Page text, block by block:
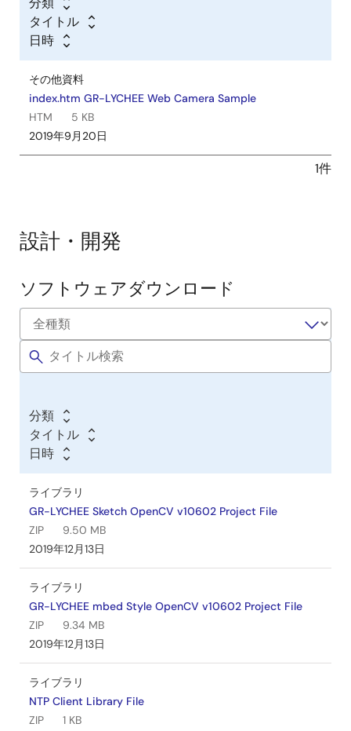
タイトル
日時
その他資料
index.htm GR-LYCHEE Web Camera Sample
HTM
5 KB
2019年9月20日
1件
設計・開発
ソ
フ
ト
ウ
ア
／
ツ
ー
ル
ソフトウェアダウンロード
分類
タイトル
日時
ライブラリ
GR-LYCHEE Sketch OpenCV v10602 Project File
ZIP
9.50 MB
2019年12月13日
ライブラリ
GR-LYCHEE mbed Style OpenCV v10602 Project File
ZIP
9.34 MB
2019年12月13日
ライブラリ
NTP Client Library File
ZIP
1 KB